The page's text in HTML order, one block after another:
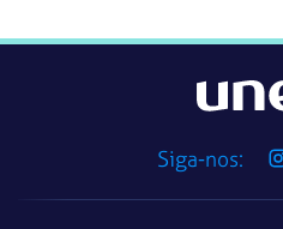
Siga-nos: